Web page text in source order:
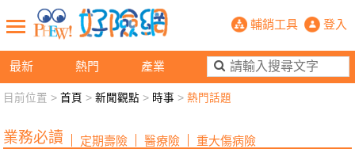
最新 熱門 產業
重要！傷害險、健康險補足基本
輔銷工具 登入
新聞觀點 業務交流 好險懂生活
退休先準備 好險學堂 輔銷工具 活動專區
目前位置 >首頁 >新聞觀點 > 時事 >熱門話題
業務必讀 定期壽險 醫療險 重大傷病險